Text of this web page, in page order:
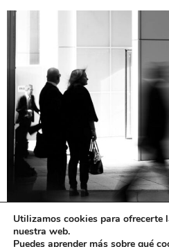
Novedades Tributarias 2026
Utilizamos cookies para ofrecerte
nuestra web.
Puedes aprender más sobre qué